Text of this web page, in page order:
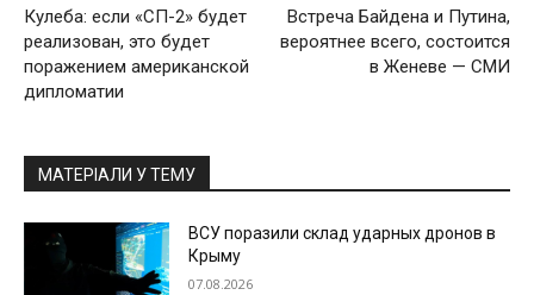
Кулеба: если «СП-2» будет
реализован, это будет
поражением американской
дипломатии
Встреча Байдена и Путина,
вероятнее всего, состоится
в Женеве — СМИ
МАТЕРІАЛИ У ТЕМУ
ВСУ поразили склад ударных дронов в
Крыму
07.08.2026